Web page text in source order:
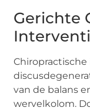
Gerichte
van de balans
wervelkolom.